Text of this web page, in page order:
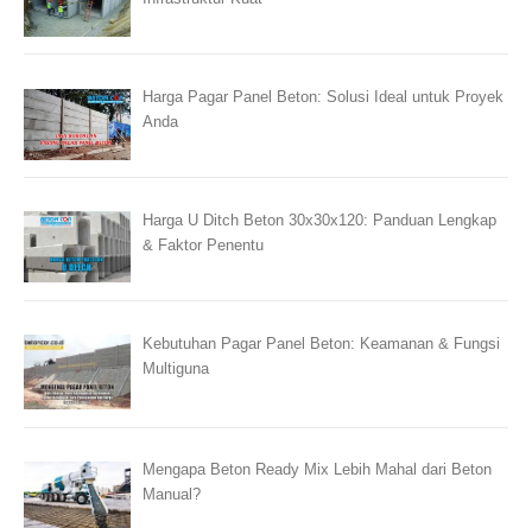
Harga Pagar Panel Beton: Solusi Ideal untuk Proyek
Anda
Harga U Ditch Beton 30x30x120: Panduan Lengkap
& Faktor Penentu
Kebutuhan Pagar Panel Beton: Keamanan & Fungsi
Multiguna
Mengapa Beton Ready Mix Lebih Mahal dari Beton
Manual?